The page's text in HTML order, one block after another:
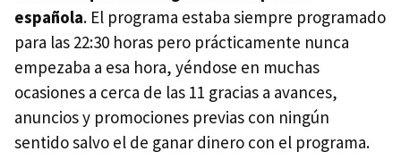
española. El programa estaba siempre programado
para las 22:30 horas pero prácticamente nunca
empezaba a esa hora, yéndose en muchas
ocasiones a cerca de las 11 gracias a avances,
anuncios y promociones previas con ningún
sentido salvo el de ganar dinero con el programa.